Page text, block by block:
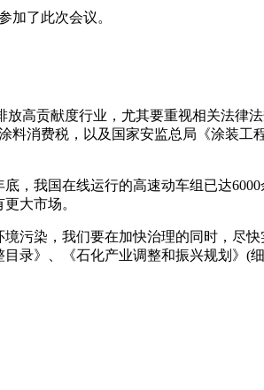
了此次会议。
贡献度行业，尤其要重视相关法律法
料消费税，以及国家安监总局《涂装
我国在线运行的高速动车组已达
大市场。
染，我们要在加快治理的同时，尽快
录》、《石化产业调整和振兴规划》